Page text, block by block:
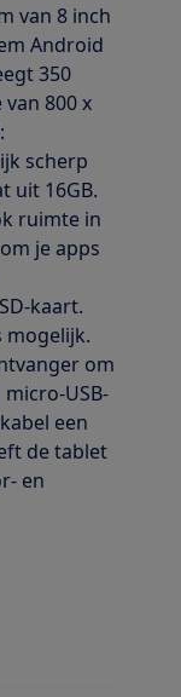
van 8 inch
Android
350
800 x
scherp
uit 16GB.
ruimte in
je apps
kaart.
mogelijk.
om
USB-
een
de tablet
en